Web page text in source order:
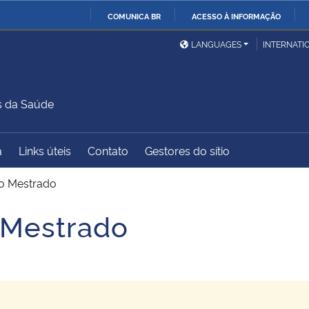
COMUNICA BR ACESSO À INFORMAÇÃO
Ministério da Defesa
Ministério das Relações
Exteriores
Ministério do
Desenvolvimento Regional
Controladoria-Geral da
Advocacia-Geral da União
LANGUAGES
da Saúde
Links úteis Contato Gestores do sítio
Mestrado